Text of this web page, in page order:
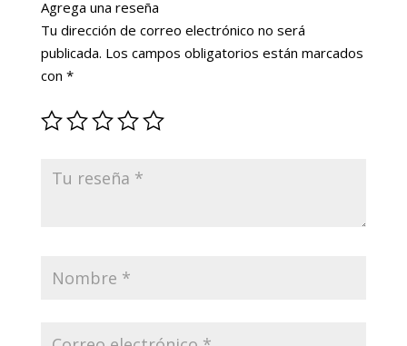
Agrega una reseña
Tu dirección de correo electrónico no será
publicada. Los campos obligatorios están marcados
con *